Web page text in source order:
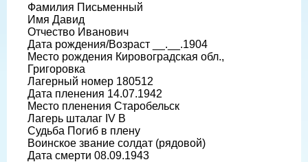
Фамилия Письменный
Имя Давид
Отчество Иванович
Дата рождения/Возраст __.__.1904
Место рождения Кировоградская обл.,
Григоровка
Лагерный номер 180512
Дата пленения 14.07.1942
Место пленения Старобельск
Лагерь шталаг IV B
Судьба Погиб в плену
Воинское звание солдат (рядовой)
Дата смерти 08.09.1943